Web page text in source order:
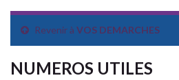
Revenir à VOS DEMARCHES
NUMEROS UTILES